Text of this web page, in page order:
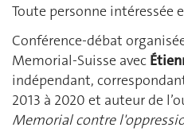
Toute personne intéressée
Conférence-débat
Memorial-Suisse avec
indépendant,
2013 à 2020 et auteur de
Memorial contre